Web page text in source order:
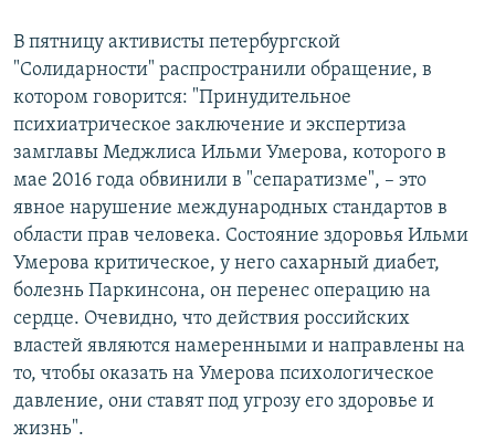
В пятницу активисты петербургской
"Солидарности" распространили обращение, в
котором говорится: "Принудительное
психиатрическое заключение и экспертиза
замглавы Меджлиса Ильми Умерова, которого в
мае 2016 года обвинили в "сепаратизме", – это
явное нарушение международных стандартов в
области прав человека. Состояние здоровья Ильми
Умерова критическое, у него сахарный диабет,
болезнь Паркинсона, он перенес операцию на
сердце. Очевидно, что действия российских
властей являются намеренными и направлены на
то, чтобы оказать на Умерова психологическое
давление, они ставят под угрозу его здоровье и
жизнь".